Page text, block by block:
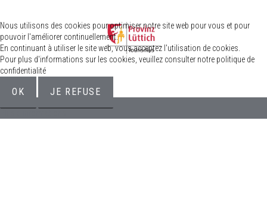
Nous utilisons des cookies pour optimiser notre site web pour vous et pour
pouvoir l'améliorer continuellement.
En continuant à utiliser le site web, vous acceptez l'utilisation de cookies.
Pour plus d'informations sur les cookies, veuillez consulter notre politique de
confidentialité
OK JE REFUSE